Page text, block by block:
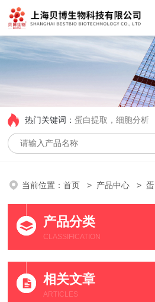
热门关键词：蛋白提取，细胞分析
当前位置：首页 > 产品中心 >
产品分类
CLASSIFICATION
相关文章
ARTICLES